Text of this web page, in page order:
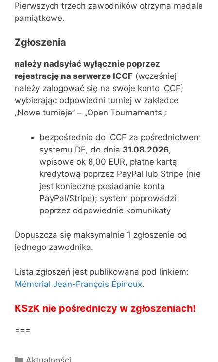
Pierwszych trzech zawodników otrzyma medale
pamiątkowe.
Zgłoszenia
należy nadsyłać wyłącznie poprzez
rejestrację na serwerze ICCF (wcześniej
należy zalogować się na swoje konto ICCF)
wybierając odpowiedni turniej w zakładce
„Nowe turnieje” – „Open Tournaments„:
bezpośrednio do ICCF za pośrednictwem
systemu DE, do dnia 31.08.2026,
wpisowe ok 8,00 EUR, płatne kartą
kredytową poprzez PayPal lub Stripe (nie
jest konieczne posiadanie konta
PayPal/Stripe); system poprowadzi
poprzez odpowiednie komunikaty
Dopuszcza się maksymalnie 1 zgłoszenie od
jednego zawodnika.
Lista zgłoszeń jest publikowana pod linkiem:
Mémorial Jean-François Épinoux.
KSzK nie pośredniczy w zgłoszeniach!
===
Kategorie
Aktualności